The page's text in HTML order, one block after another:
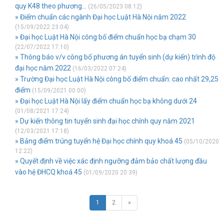
quy K48 theo phương... (26/05/2023 08:12)
» Điểm chuẩn các ngành Đại học Luật Hà Nội năm 2022
(15/09/2022 23:04)
» Đại học Luật Hà Nội công bố điểm chuẩn học bạ chạm 30
(22/07/2022 17:10)
» Thông báo v/v công bố phương án tuyển sinh (dự kiến) trình độ
đại học năm 2022 (16/03/2022 07:24)
» Trường Đại học Luật Hà Nội công bố điểm chuẩn: cao nhất 29,25
điểm (15/09/2021 00:00)
» Đại học Luật Hà Nội lấy điểm chuẩn học bạ không dưới 24
(01/08/2021 17:24)
» Dự kiến thông tin tuyển sinh đại học chính quy năm 2021
(12/03/2021 17:18)
» Bảng điểm trúng tuyển hệ Đại học chính quy khoá 45 (05/10/2020
12:22)
» Quyết định về việc xác định ngưỡng đảm bảo chất lượng đầu
vào hệ ĐHCQ khoá 45 (01/09/2020 20:39)
1 2 »